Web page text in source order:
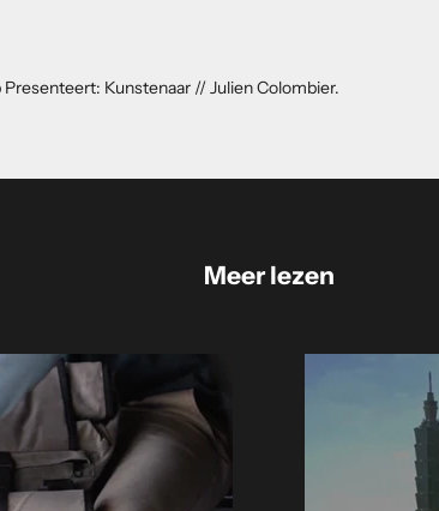
Kunstenaar // Julien Colombier.
Meer lezen